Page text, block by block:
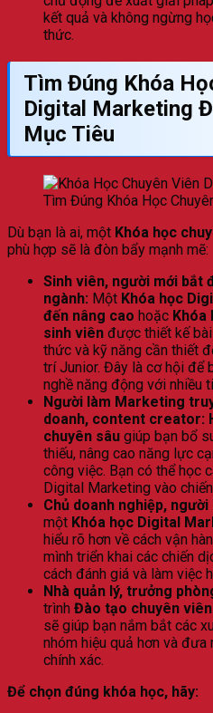
kết quả và không ngừng
thức.
Tìm Đúng Khóa
Digital Marketing
Mục Tiêu
Tìm Đúng Khóa Học
Dù bạn là ai, một Khóa học
phù hợp sẽ là đòn bẩy mạnh mẽ:
Sinh viên, người mới bắt
ngành: Một Khóa học
đến nâng cao hoặc Khóa
sinh viên được thiết kế
thức và kỹ năng cần thiết
trí Junior. Đây là cơ hội để
nghề năng động với nhiều
Người làm Marketing
doanh, content creator:
chuyên sâu giúp bạn bổ
thiếu, nâng cao năng lực
công việc. Bạn có thể học
Digital Marketing vào
Chủ doanh nghiệp,
một Khóa học Digital
hiểu rõ hơn về cách vận
mình triển khai các chiến
cách đánh giá và làm việc
Nhà quản lý, trưởng
trình Đào tạo chuyên
sẽ giúp bạn nắm bắt các
nhóm hiệu quả hơn và
chính xác.
Để chọn đúng khóa học, hãy: